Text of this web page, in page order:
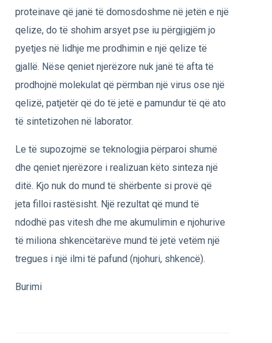
proteinave që janë të domosdoshme në jetën e një
qelize, do të shohim arsyet pse iu përgjigjëm jo
pyetjes në lidhje me prodhimin e një qelize të
gjallë. Nëse qeniet njerëzore nuk janë të afta të
prodhojnë molekulat që përmban një virus ose një
qelizë, patjetër që do të jetë e pamundur të që ato
të sintetizohen në laborator.
Le të supozojmë se teknologjia përparoi shumë
dhe qeniet njerëzore i realizuan këto sinteza një
ditë. Kjo nuk do mund të shërbente si provë që
jeta filloi rastësisht. Një rezultat që mund të
ndodhë pas vitesh dhe me akumulimin e njohurive
të miliona shkencëtarëve mund të jetë vetëm një
tregues i një ilmi të pafund (njohuri, shkencë).
Burimi